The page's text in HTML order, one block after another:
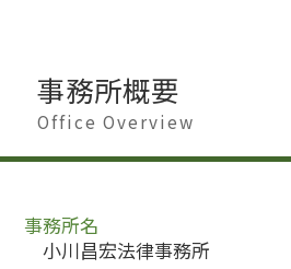
事務所概要
Office Overview
事務所名
小川昌宏法律事務所